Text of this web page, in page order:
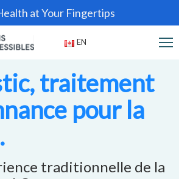
at Your Fingertips
EN
traitement
pour la
traditionnelle de la